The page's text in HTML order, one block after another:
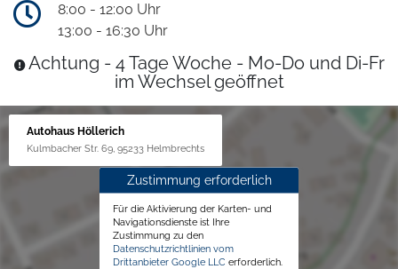
8:00 - 12:00 Uhr
13:00 - 16:30 Uhr
Achtung - 4 Tage Woche - Mo-Do und Di-Fr
im Wechsel geöffnet
Autohaus Höllerich
Kulmbacher Str. 69, 95233 Helmbrechts
Zustimmung erforderlich
Für die Aktivierung der Karten- und
Navigationsdienste ist Ihre
Zustimmung zu den
Datenschutzrichtlinien vom
Drittanbieter Google LLC erforderlich.